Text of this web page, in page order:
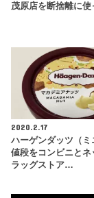
茂原店を断捨離に使
2020.2.17
ハーゲンダッツ（ミ
値段をコンビニとネ
ラッグストア…